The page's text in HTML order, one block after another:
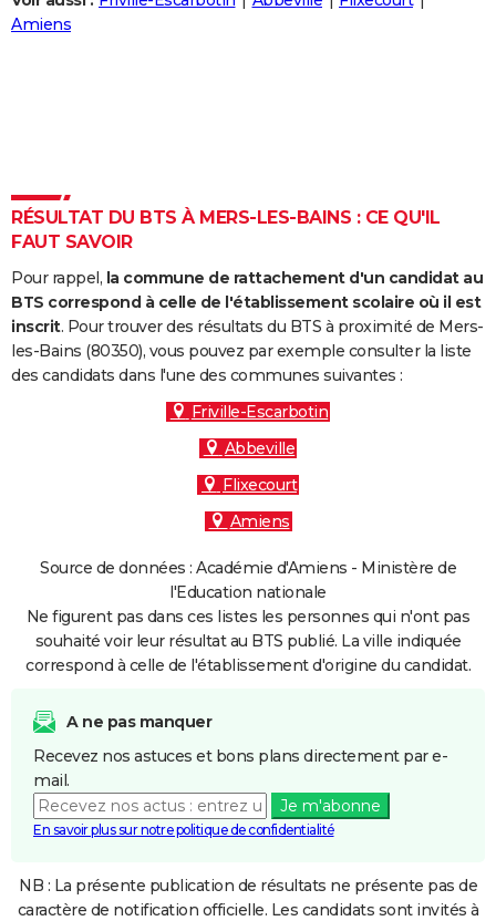
Destinations
City break
Voyage nature
Voyage de noces
Forum
Climat
+
PHOTO
Carte de Noël
Carte Bonne année
Carte Saint-Valentin
Carte Pâques
Carte d'anniversaire
DICTIONNAIRE
Dictionnaire
Biographies
Citations
Expressions
Proverbes
PROGRAMME TV
COPAINS D'AVANT
S'inscrire
Se connecter
Lycées
Collèges
Primaires
Universités
Entreprises
Service militaire
Avis de recherche
AVIS DE DÉCÈS
FORUM
Amiens
RÉSULTAT DU BTS À MERS-LES-BAINS : CE QU'IL
FAUT SAVOIR
Pour rappel, la commune de rattachement d'un candidat au
BTS correspond à celle de l'établissement scolaire où il est
inscrit. Pour trouver des résultats du BTS à proximité de Mers-
les-Bains (80350), vous pouvez par exemple consulter la liste
des candidats dans l'une des communes suivantes :
Friville-Escarbotin
Abbeville
Flixecourt
Amiens
Source de données : Académie d'Amiens - Ministère de
l'Education nationale
Ne figurent pas dans ces listes les personnes qui n'ont pas
souhaité voir leur résultat au BTS publié. La ville indiquée
correspond à celle de l'établissement d'origine du candidat.
A ne pas manquer
Recevez nos astuces et bons plans directement par e-
mail.
Je m'abonne
En savoir plus sur notre politique de confidentialité
NB : La présente publication de résultats ne présente pas de
caractère de notification officielle. Les candidats sont invités à